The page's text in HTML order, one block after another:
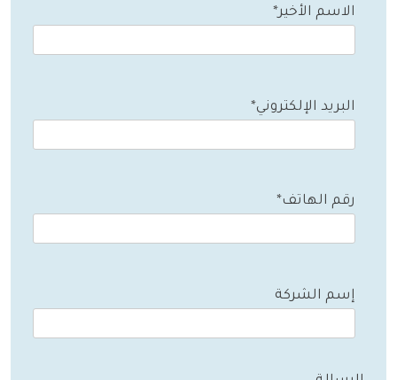
الاسم الأخير*
البريد الإلكتروني*
رقم الهاتف*
إسم الشركة